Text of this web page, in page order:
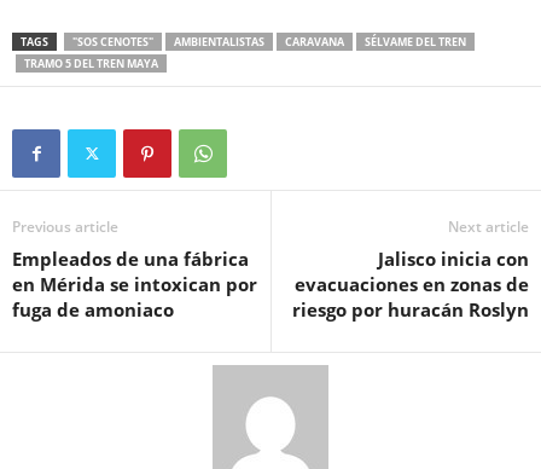
TAGS "SOS CENOTES" AMBIENTALISTAS CARAVANA
SÉLVAME DEL TREN
TRAMO 5 DEL TREN MAYA
Previous article
Empleados de una fábrica
en Mérida se intoxican por
fuga de amoniaco
Next article
Jalisco inicia con
evacuaciones en zonas de
riesgo por huracán Roslyn